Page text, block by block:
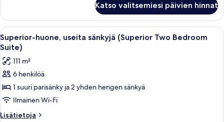
Bedroom
Suite)
kuvat
1
keskisuuri
parisänky
(Superior
Bedroom
Suite)
Katso valitsemiesi päivien hinnat
Avaa
kaikki
huonetyypin
Superior-
huone,
useita
sänkyjä
(Superior
Moderni keittiö, jossa on tummat
10
Superior-huone, useita sänkyjä (Superior Two Bedroom
Suite)
111 m²
6 henkilöä
1 suuri parisänky ja 2 yhden hengen sänkyä
Ilmainen Wi-Fi
Lisätietoja
Lisätietoja